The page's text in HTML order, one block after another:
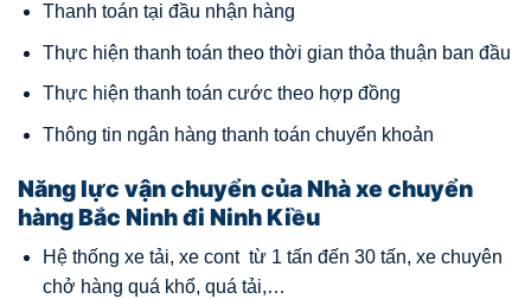
Thanh toán tại đầu nhận hàng
Thực hiện thanh toán theo thời gian thỏa thuận ban đầu
Thực hiện thanh toán cước theo hợp đồng
Thông tin ngân hàng thanh toán chuyển khoản
Năng lực vận chuyển của Nhà xe chuyển
hàng Bắc Ninh đi Ninh Kiều
Hệ thống xe tải, xe cont từ 1 tấn đến 30 tấn, xe chuyên
chở hàng quá khổ, quá tải,…